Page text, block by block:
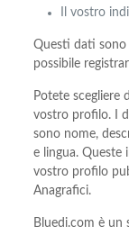
Il vostro
Questi dati sono
possibile
Potete scegliere
vostro profilo. I
sono nome,
e lingua. Queste
vostro profilo
Anagrafici.
Bluedi.com è un